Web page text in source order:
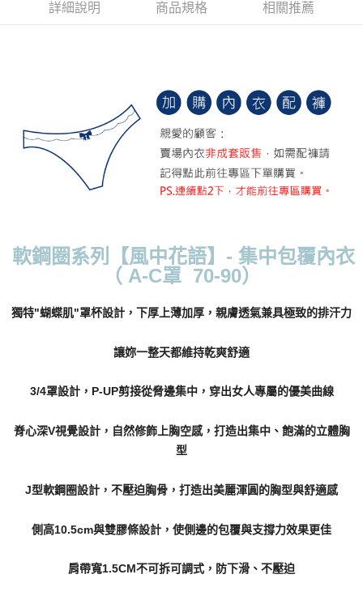
付款後全家取貨
每筆NT$70，滿NT$799(含以上)免運費
每筆NT$70，滿NT$799(含以上)免運費
7-11取貨付款
每筆NT$70，滿NT$798(含以上)免運費
每筆NT$70，滿NT$799(含以上)免運費
每筆NT$110，滿NT$1,000(含以上)免運費
國際配送 查看運費
詳細說明 商品規格 相關推薦
軟鋼圈系列【風中花語】- 集中包覆內衣
（ A-C罩 70-90）
獨特"蝴蝶肌"罩杯設計，下厚上薄加厚，親膚透氣兼具極致的排汗力
讓妳一整天都維持乾爽舒適
3/4罩設計，P-UP剪接從脅邊集中，穿出女人專屬的優美曲線
脊心深V視覺設計，自然修飾上胸空感，打造出集中、飽滿的立體胸
型
J型軟鋼圈設計，不壓迫胸骨，打造出美麗渾圓的胸型與舒適感
側高10.5cm與雙膠條設計，使側邊的包覆與支撐力效果更佳
肩帶寬1.5CM不可拆可調式，防下滑、不壓迫